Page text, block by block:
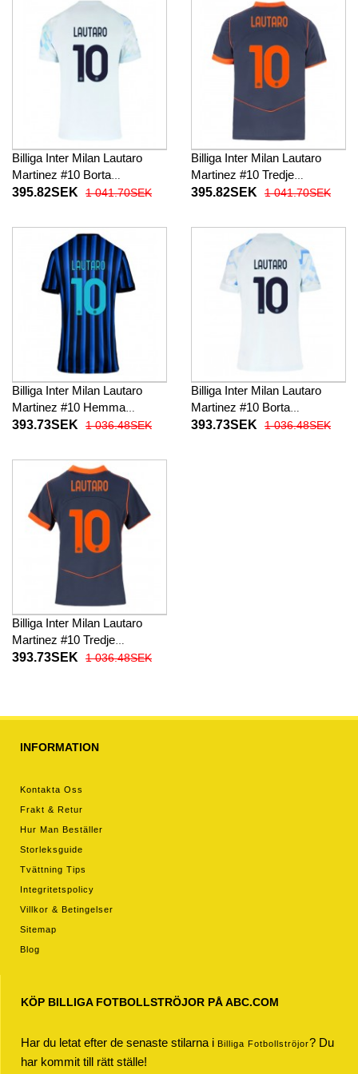
Billiga Inter Milan Lautaro
Martinez #10 Borta
fotbollskläder 2025-26
395.82SEK 1 041.70SEK
Billiga Inter Milan Lautaro
Martinez #10 Tredje
fotbollskläder 2025-26
395.82SEK 1 041.70SEK
Billiga Inter Milan Lautaro
Martinez #10 Hemma
fotbollskläder Dam 2025-26
393.73SEK 1 036.48SEK
Billiga Inter Milan Lautaro
Martinez #10 Borta
fotbollskläder Dam 2025-26
393.73SEK 1 036.48SEK
Billiga Inter Milan Lautaro
Martinez #10 Tredje
fotbollskläder Dam 2025-26
393.73SEK 1 036.48SEK
INFORMATION
Kontakta Oss
Frakt & Retur
Hur Man Beställer
Storleksguide
Tvättning Tips
Integritetspolicy
Villkor & Betingelser
Sitemap
Blog
KÖP BILLIGA FOTBOLLSTRÖJOR PÅ ABC.COM
Har du letat efter de senaste stilarna i Billiga Fotbollströjor? Du
har kommit till rätt ställe!